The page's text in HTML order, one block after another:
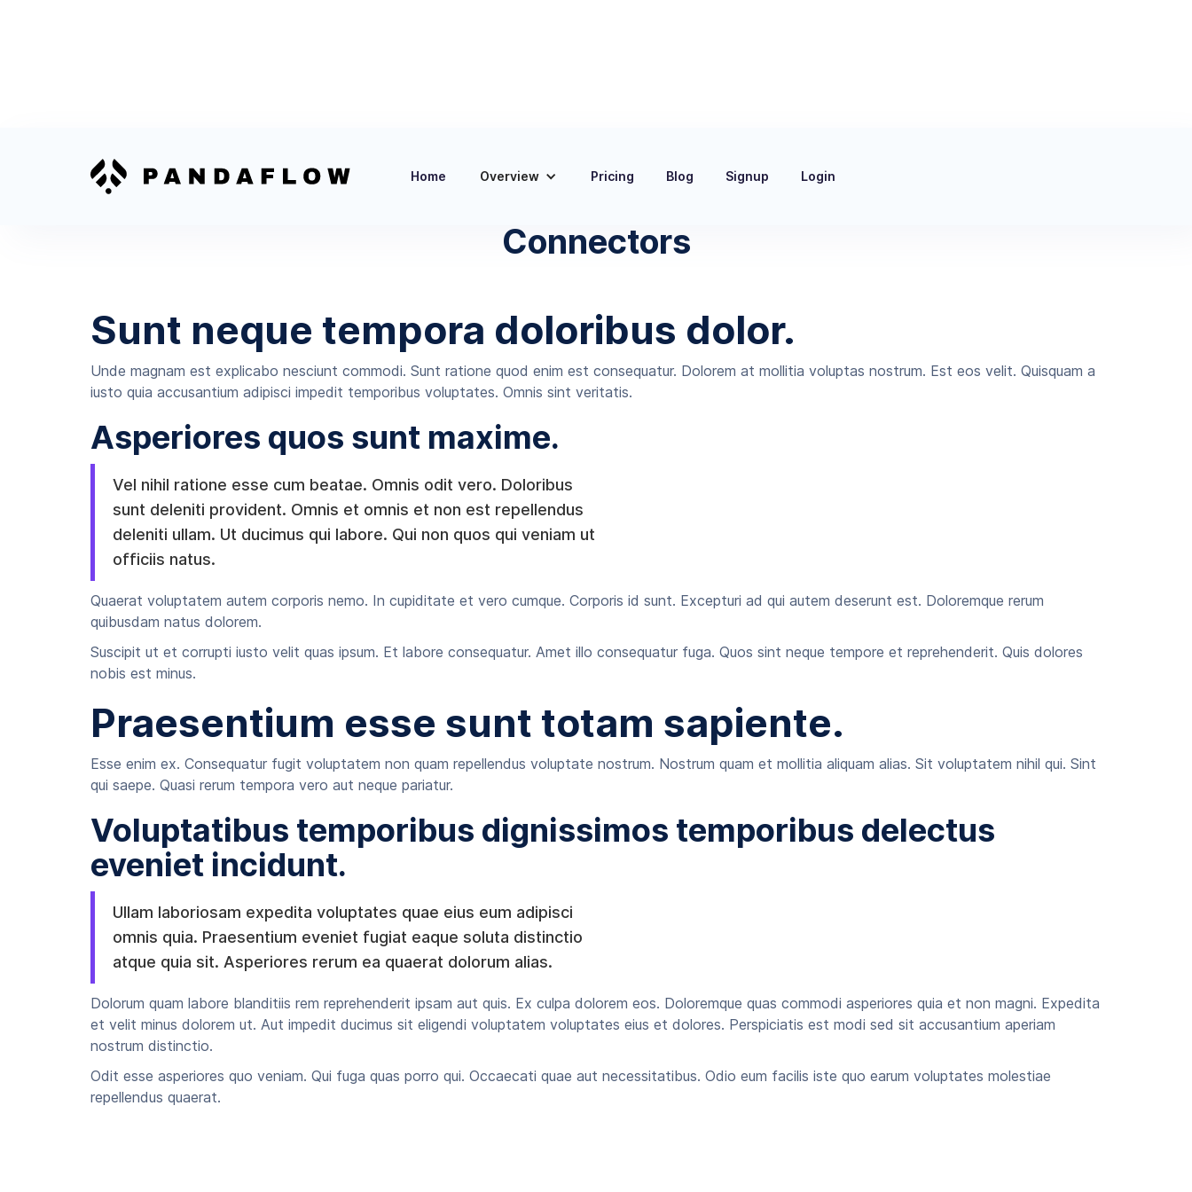
Home Overview Pricing Blog Signup Login
Connectors
Sunt neque tempora doloribus dolor.
Unde magnam est explicabo nesciunt commodi. Sunt ratione quod enim est consequatur. Dolorem at mollitia voluptas nostrum. Est eos velit. Quisquam a
iusto quia accusantium adipisci impedit temporibus voluptates. Omnis sint veritatis.
Asperiores quos sunt maxime.
Vel nihil ratione esse cum beatae. Omnis odit vero. Doloribus
sunt deleniti provident. Omnis et omnis et non est repellendus
deleniti ullam. Ut ducimus qui labore. Qui non quos qui veniam ut
officiis natus.
Quaerat voluptatem autem corporis nemo. In cupiditate et vero cumque. Corporis id sunt. Excepturi ad qui autem deserunt est. Doloremque rerum
quibusdam natus dolorem.
Suscipit ut et corrupti iusto velit quas ipsum. Et labore consequatur. Amet illo consequatur fuga. Quos sint neque tempore et reprehenderit. Quis dolores
nobis est minus.
Praesentium esse sunt totam sapiente.
Esse enim ex. Consequatur fugit voluptatem non quam repellendus voluptate nostrum. Nostrum quam et mollitia aliquam alias. Sit voluptatem nihil qui. Sint
qui saepe. Quasi rerum tempora vero aut neque pariatur.
Voluptatibus temporibus dignissimos temporibus delectus
eveniet incidunt.
Ullam laboriosam expedita voluptates quae eius eum adipisci
omnis quia. Praesentium eveniet fugiat eaque soluta distinctio
atque quia sit. Asperiores rerum ea quaerat dolorum alias.
Dolorum quam labore blanditiis rem reprehenderit ipsam aut quis. Ex culpa dolorem eos. Doloremque quas commodi asperiores quia et non magni. Expedita
et velit minus dolorem ut. Aut impedit ducimus sit eligendi voluptatem voluptates eius et dolores. Perspiciatis est modi sed sit accusantium aperiam
nostrum distinctio.
Odit esse asperiores quo veniam. Qui fuga quas porro qui. Occaecati quae aut necessitatibus. Odio eum facilis iste quo earum voluptates molestiae
repellendus quaerat.